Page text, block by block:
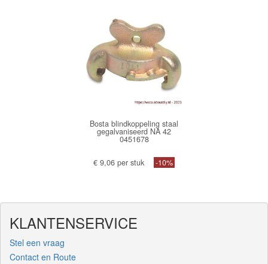
Bosta blindkoppeling staal
gegalvaniseerd NA 42
0451678
€ 9,06 per stuk -10%
KLANTENSERVICE
Stel een vraag
Contact en Route